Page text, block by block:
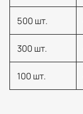
500 шт.
300 шт.
100 шт.